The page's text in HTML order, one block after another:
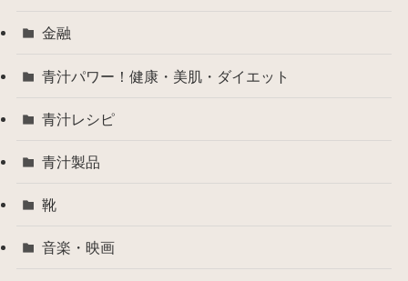
金融
青汁パワー！健康・美肌・ダイエット
青汁レシピ
青汁製品
靴
音楽・映画